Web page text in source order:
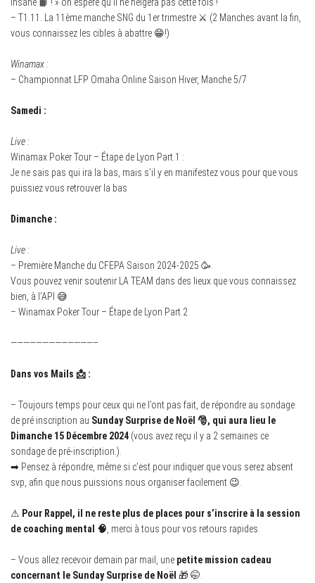
– T1.11. La 11ème manche SNG du 1er trimestre ⚔ (2 Manches avant la fin,
vous connaissez les cibles à abattre 😁!)
Winamax :
– Championnat LFP Omaha Online Saison Hiver, Manche 5/7
Samedi :
Live :
Winamax Poker Tour – Étape de Lyon Part.1 :
Je ne sais pas qui ira la bas, mais s’il y en manifestez vous pour que vous
puissiez vous retrouver la bas
Dimanche :
Live :
– Première Manche du CFEPA Saison 2024-2025 🥳.
Vous pouvez venir soutenir LA TEAM dans des lieux que vous connaissez
bien, à l’API 😅
– Winamax Poker Tour – Étape de Lyon Part.2
—————————————–
Dans vos Mails 📩 :
– Toujours temps pour ceux qui ne l’ont pas fait, de répondre au sondage
de pré inscription au Sunday Surprise de Noël 🎅, qui aura lieu le
Dimanche 15 Décembre 2024 (vous avez reçu il y a 2 semaines ce
sondage de pré-inscription.).
➡ Pensez à répondre, même si c’est pour indiquer que vous serez absent
svp, afin que nous puissions nous organiser facilement 😉.
⚠ Pour Rappel, il ne reste plus de places pour s’inscrire à la session
de coaching mental 🧠 , merci à tous pour vos retours rapides.
– Vous allez recevoir demain par mail, une petite mission cadeau
concernant le Sunday Surprise de Noël 🎁 🤭.